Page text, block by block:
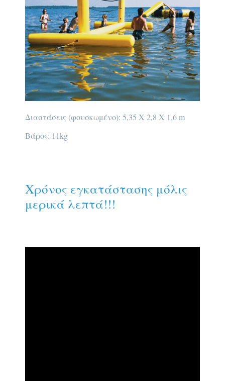
Διαστάσεις (φουσκωμένο): 5,35 Χ 2,8 Χ 1,6 m
Βάρος: 11kg
Χρόνος εγκατάστασης μόλις
μερικά λεπτά!!!